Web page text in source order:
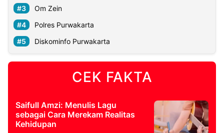
Kabarbaru
Om Zein
Polres Purwakarta
Diskominfo Purwakarta
CEK FAKTA
Saifull Amzi: Menulis Lagu
sebagai Cara Merekam Realitas
Kehidupan